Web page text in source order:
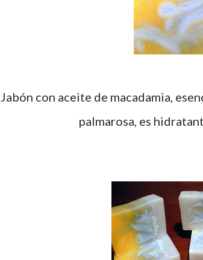
Jabón con aceite de macadamia,
palmarosa, es